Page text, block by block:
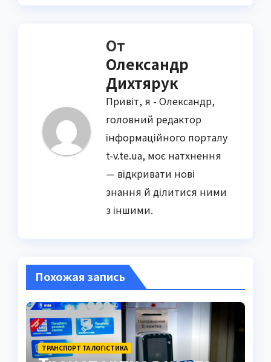
От
Олександр
Дихтярук
Привіт, я - Олександр,
головний редактор
інформаційного порталу
t-v.te.ua, моє натхнення
— відкривати нові
знання й ділитися ними
з іншими.
Похожая запись
ТРАНСПОРТ ТА ЛОГІСТИКА